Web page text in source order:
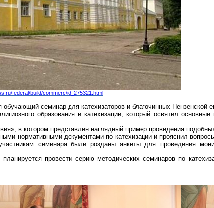
federal/build/commerc/id_275321.html
семинар для катехизаторов и благочинных Пензенской
образования и катехизации, который освятил
в котором представлен наглядный пример проведения
нормативными документами по катехизации и прояснил
семинара были розданы анкеты для проведения
провести серию методических семинаров по